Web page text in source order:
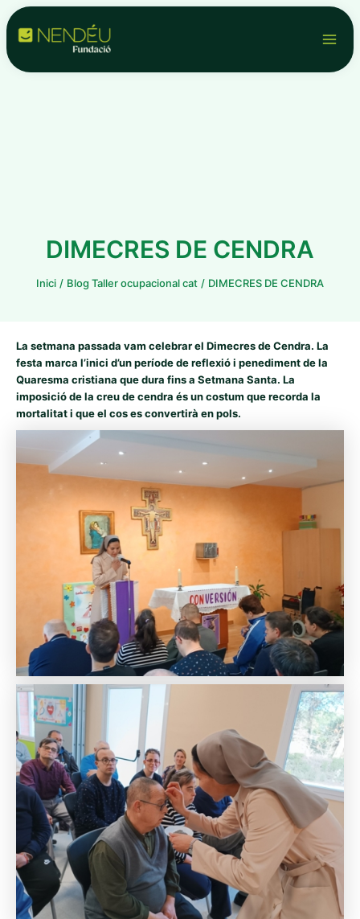
Vés
al
contingut
Main
DIMECRES DE CENDRA
Inici Blog Taller ocupacional cat DIMECRES DE CENDRA
La setmana passada vam celebrar el Dimecres de Cendra. La
festa marca l’inici d’un període de reflexió i penediment de la
Quaresma cristiana que dura fins a Setmana Santa. La
imposició de la creu de cendra és un costum que recorda la
mortalitat i que el cos es convertirà en pols.
Navegació